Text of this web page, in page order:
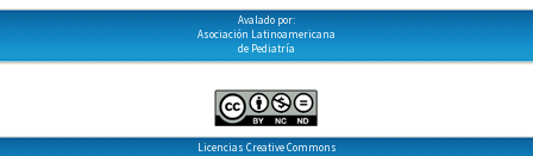
Avalado por:
Asociación Latinoamericana
de Pediatría
Licencias Creative Commons